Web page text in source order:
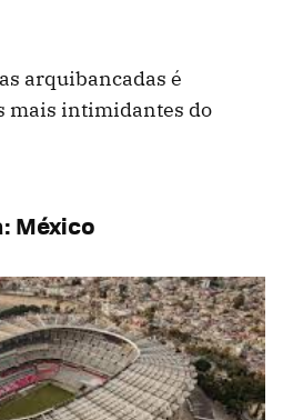
arquibancadas é
mais intimidantes do
México